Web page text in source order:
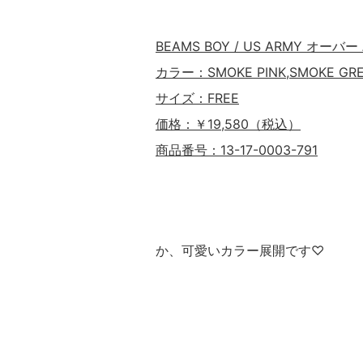
BEAMS BOY / US ARMY オーバ
カラー：SMOKE PINK,SMOKE
サイズ：FREE
価格：￥19,580（税込）
商品番号：13-17-0003-791
か、可愛いカラー展開です♡